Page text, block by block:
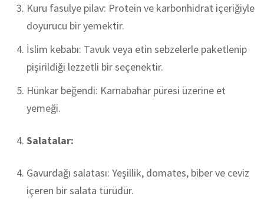
Kuru fasulye pilav: Protein ve karbonhidrat içeriğiyle
doyurucu bir yemektir.
İslim kebabı: Tavuk veya etin sebzelerle paketlenip
pişirildiği lezzetli bir seçenektir.
Hünkar beğendi: Karnabahar püresi üzerine et
yemeği.
Salatalar:
Gavurdağı salatası: Yeşillik, domates, biber ve ceviz
içeren bir salata türüdür.